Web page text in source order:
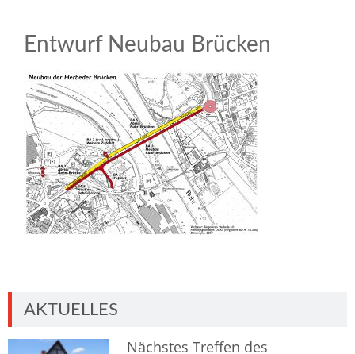
Entwurf Neubau Brücken
AKTUELLES
Nächstes Treffen des